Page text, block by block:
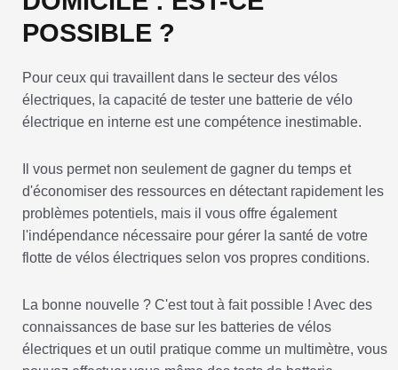
POSSIBLE ?
Pour ceux qui travaillent dans le secteur des vélos
électriques, la capacité de tester une batterie de vélo
électrique en interne est une compétence inestimable.
Il vous permet non seulement de gagner du temps et
d'économiser des ressources en détectant rapidement les
problèmes potentiels, mais il vous offre également
l'indépendance nécessaire pour gérer la santé de votre
flotte de vélos électriques selon vos propres conditions.
La bonne nouvelle ? C'est tout à fait possible ! Avec des
connaissances de base sur les batteries de vélos
électriques et un outil pratique comme un multimètre, vous